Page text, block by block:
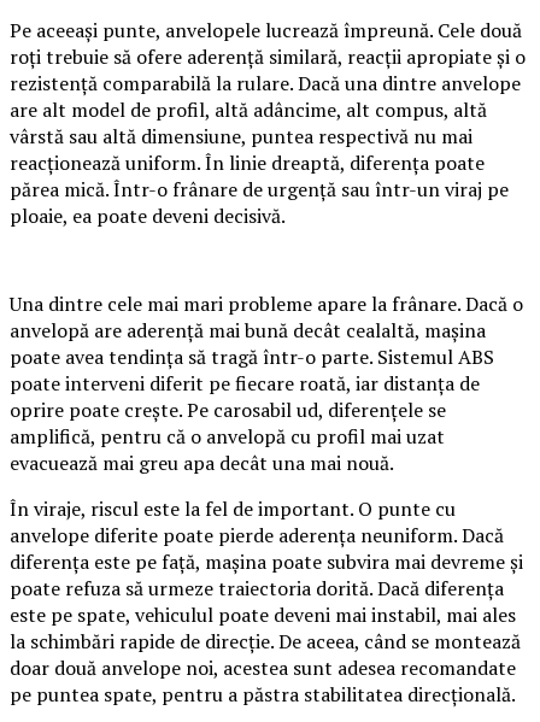
Pe aceeași punte, anvelopele lucrează împreună. Cele două
roți trebuie să ofere aderență similară, reacții apropiate și o
rezistență comparabilă la rulare. Dacă una dintre anvelope
are alt model de profil, altă adâncime, alt compus, altă
vârstă sau altă dimensiune, puntea respectivă nu mai
reacționează uniform. În linie dreaptă, diferența poate
părea mică. Într-o frânare de urgență sau într-un viraj pe
ploaie, ea poate deveni decisivă.
Una dintre cele mai mari probleme apare la frânare. Dacă o
anvelopă are aderență mai bună decât cealaltă, mașina
poate avea tendința să tragă într-o parte. Sistemul ABS
poate interveni diferit pe fiecare roată, iar distanța de
oprire poate crește. Pe carosabil ud, diferențele se
amplifică, pentru că o anvelopă cu profil mai uzat
evacuează mai greu apa decât una mai nouă.
În viraje, riscul este la fel de important. O punte cu
anvelope diferite poate pierde aderența neuniform. Dacă
diferența este pe față, mașina poate subvira mai devreme și
poate refuza să urmeze traiectoria dorită. Dacă diferența
este pe spate, vehiculul poate deveni mai instabil, mai ales
la schimbări rapide de direcție. De aceea, când se montează
doar două anvelope noi, acestea sunt adesea recomandate
pe puntea spate, pentru a păstra stabilitatea direcțională.